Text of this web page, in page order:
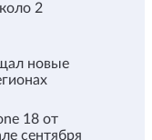
2
новые
18 от
сентября